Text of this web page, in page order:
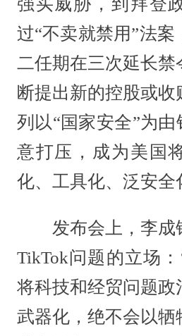
强买威胁，到拜登
过“不卖就禁用”法
二任期在三次延长禁
断提出新的控股或
列以“国家安全”为
意打压，成为美国
化、工具化、泛安全
发布会上，李成
TikTok问题的立场
将科技和经贸问题政
武器化，绝不会以牺